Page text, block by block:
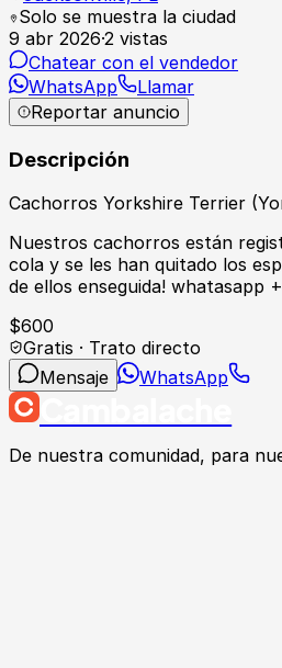
Solo se muestra la ciudad
9 abr 2026·2 vistas
Chatear con el vendedor
WhatsApp
Llamar
Reportar anuncio
Descripción
Cachorros Yorkshire Terrier
Nuestros cachorros están
cola y se les han quitado los
de ellos enseguida! whatasapp
$600
Gratis · Trato directo
Mensaje
WhatsApp
De nuestra comunidad, para